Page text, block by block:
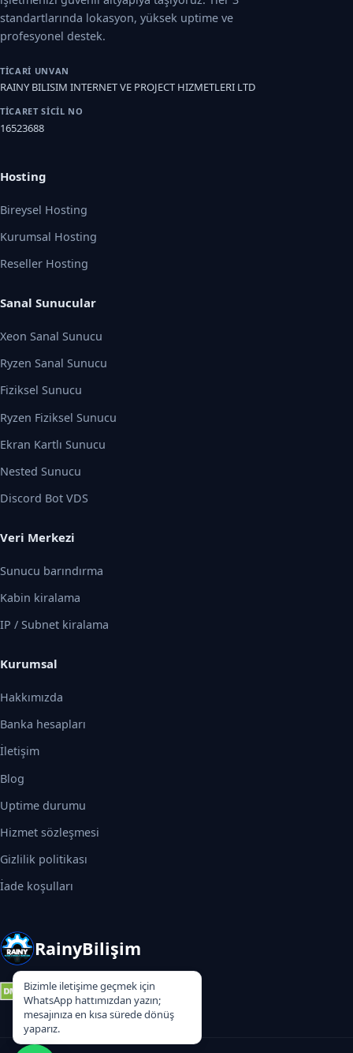
standartlarında lokasyon, yüksek uptime ve
profesyonel destek.
TICARI UNVAN
RAINY BILISIM INTERNET VE PROJECT HIZMETLERI LTD
TICARET SICIL NO
16523688
Hosting
Bireysel Hosting
Kurumsal Hosting
Reseller Hosting
Sanal Sunucular
Xeon Sanal Sunucu
Ryzen Sanal Sunucu
Fiziksel Sunucu
Ryzen Fiziksel Sunucu
Ekran Kartlı Sunucu
Nested Sunucu
Discord Bot VDS
Veri Merkezi
Sunucu barındırma
Kabin kiralama
IP / Subnet kiralama
Kurumsal
Hakkımızda
Banka hesapları
İletişim
Blog
Uptime durumu
Hizmet sözleşmesi
Gizlilik politikası
İade koşulları
RainyBilişim
Bizimle iletişime geçmek için
WhatsApp hattımızdan yazın;
mesajınıza en kısa sürede dönüş
yaparız.